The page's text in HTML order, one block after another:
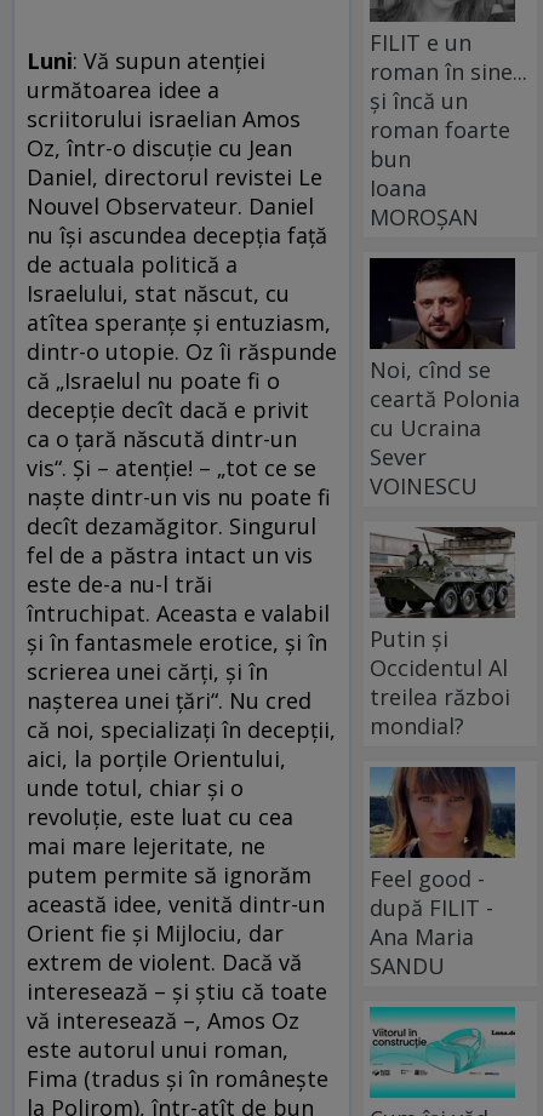
Luni: Vă supun atenţiei
următoarea idee a
scriitorului israelian Amos
Oz, într-o discuţie cu Jean
Daniel, directorul revistei Le
Nouvel Observateur. Daniel
nu îşi ascundea decepţia faţă
de actuala politică a
Israelului, stat născut, cu
atîtea speranţe şi entuziasm,
dintr-o utopie. Oz îi răspunde
că „Israelul nu poate fi o
decepţie decît dacă e privit
ca o ţară născută dintr-un
vis“. Şi – atenţie! – „tot ce se
naşte dintr-un vis nu poate fi
decît dezamăgitor. Singurul
fel de a păstra intact un vis
este de-a nu-l trăi
întruchipat. Aceasta e valabil
şi în fantasmele erotice, şi în
scrierea unei cărţi, şi în
naşterea unei ţări“. Nu cred
că noi, specializaţi în decepţii,
aici, la porţile Orientului,
unde totul, chiar şi o
revoluţie, este luat cu cea
mai mare lejeritate, ne
putem permite să ignorăm
această idee, venită dintr-un
Orient fie şi Mijlociu, dar
extrem de violent. Dacă vă
interesează – şi ştiu că toate
vă interesează –, Amos Oz
este autorul unui roman,
Fima (tradus şi în româneşte
la Polirom), într-atît de bun
FILIT e un
roman în sine...
și încă un
roman foarte
bun
Ioana
MOROȘAN
Noi, cînd se
ceartă Polonia
cu Ucraina
Sever
VOINESCU
Putin și
Occidentul Al
treilea război
mondial?
Feel good -
după FILIT -
Ana Maria
SANDU